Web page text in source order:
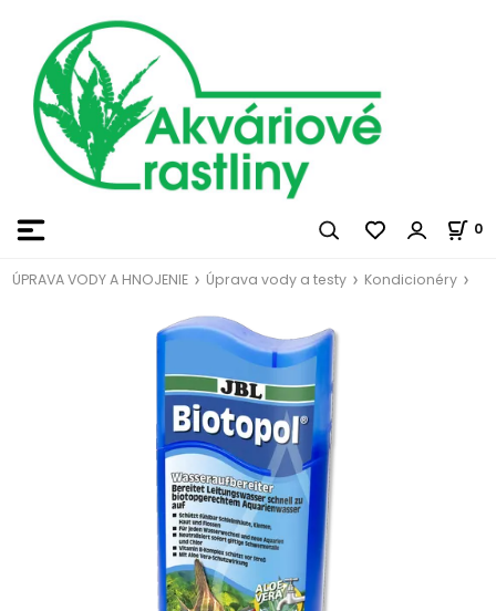
0
ÚPRAVA VODY A HNOJENIE Úprava vody a testy Kondicionéry